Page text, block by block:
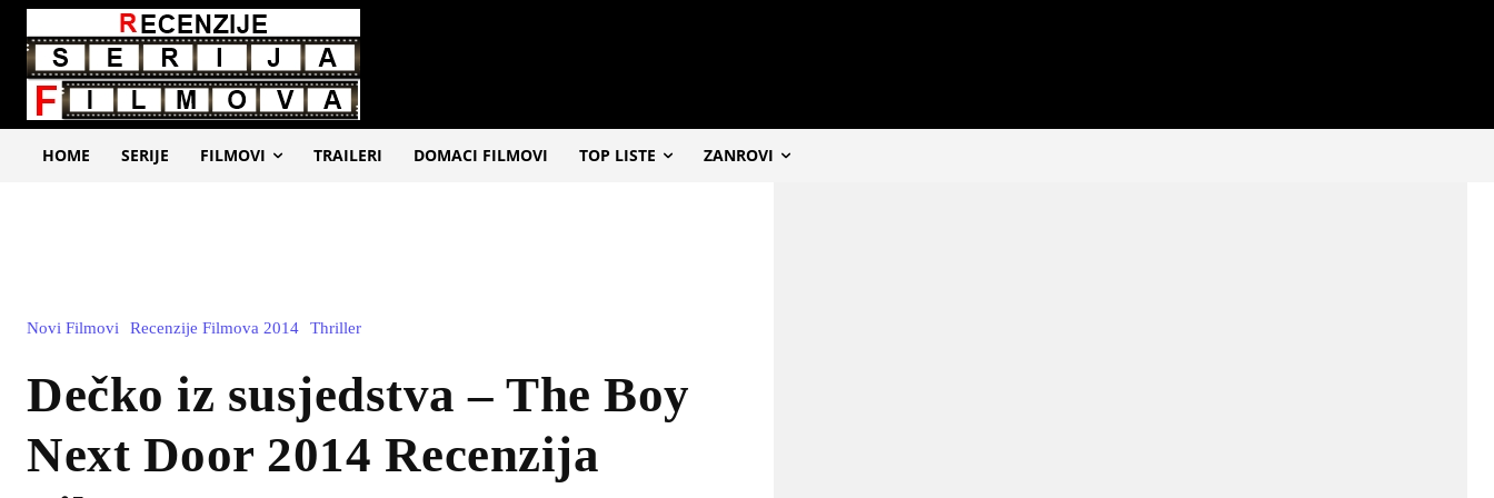
HOME SERIJE FILMOVI TRAILERI DOMACI FILMOVI TOP LISTE ZANROVI
Novi Filmovi Recenzije Filmova 2014 Thriller
Dečko iz susjedstva – The Boy
Next Door 2014 Recenzija